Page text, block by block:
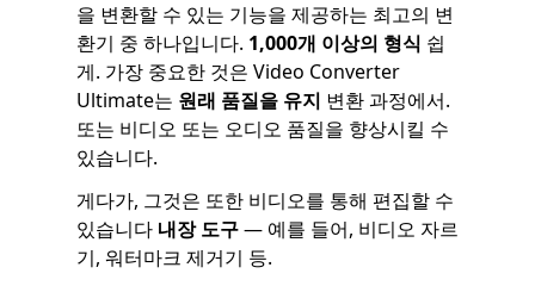
을 변환할 수 있는 기능을 제공하는 최고의 변
환기 중 하나입니다. 1,000개 이상의 형식 쉽
게. 가장 중요한 것은 Video Converter
Ultimate는 원래 품질을 유지 변환 과정에서.
또는 비디오 또는 오디오 품질을 향상시킬 수
있습니다.
게다가, 그것은 또한 비디오를 통해 편집할 수
있습니다 내장 도구— 예를 들어, 비디오 자르
기, 워터마크 제거기 등.